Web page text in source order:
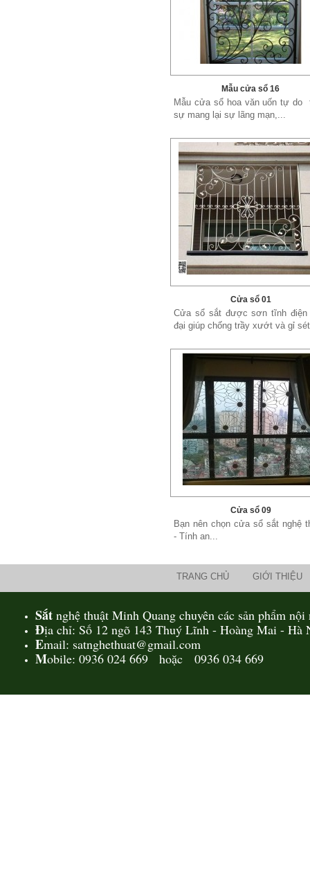
Mẫu cửa sổ 16
Mẫu cửa sổ hoa văn uốn tự do
sự mang lại sự lãng mạn,...
Cửa sổ 01
Cửa sổ sắt được sơn tĩnh điện
đại giúp chống trầy xướt và gỉ
Cửa sổ 09
Bạn nên chọn cửa sổ sắt nghệ
- Tính an...
TRANG CHỦ GIỚI THIỆU
Sắt nghệ thuật Minh Quang chuyên các sản phẩm
Địa chỉ: Số 12 ngõ 143 Thuý Lĩnh - Hoàng Mai - Hà
Email: satnghethuat@gmail.com
Mobile: 0936 024 669 hoặc 0936 034 669